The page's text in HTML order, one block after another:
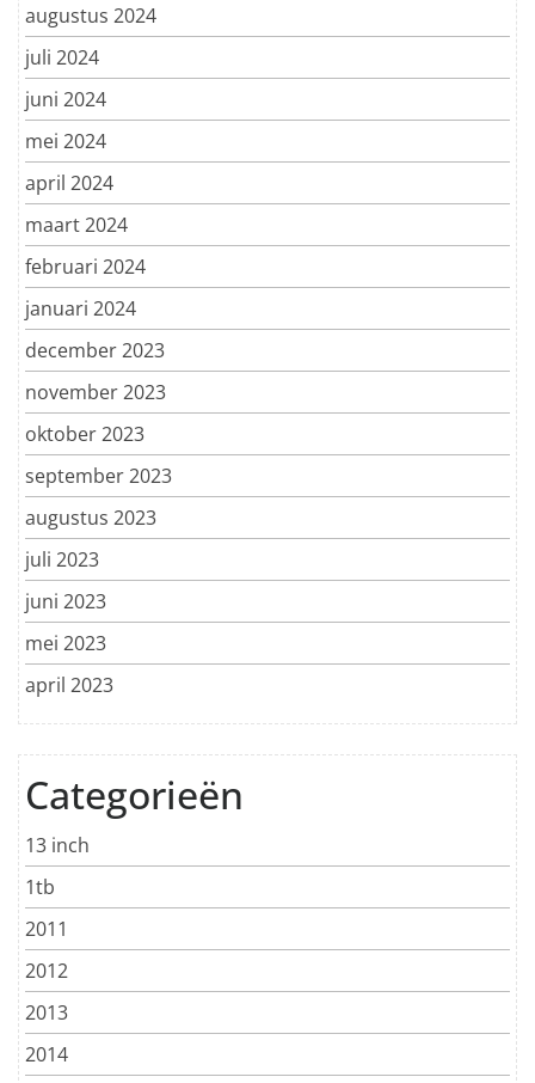
augustus 2024
juli 2024
juni 2024
mei 2024
april 2024
maart 2024
februari 2024
januari 2024
december 2023
november 2023
oktober 2023
september 2023
augustus 2023
juli 2023
juni 2023
mei 2023
april 2023
Categorieën
13 inch
1tb
2011
2012
2013
2014